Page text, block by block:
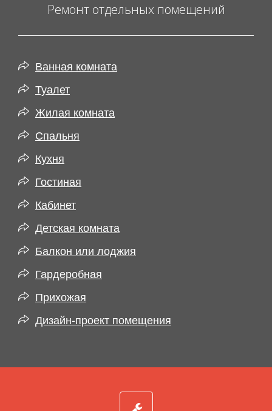
Ремонт отдельных помещений
Ванная комната
Туалет
Жилая комната
Спальня
Кухня
Гостиная
Кабинет
Детская комната
Балкон или лоджия
Гардеробная
Прихожая
Дизайн-проект помещения